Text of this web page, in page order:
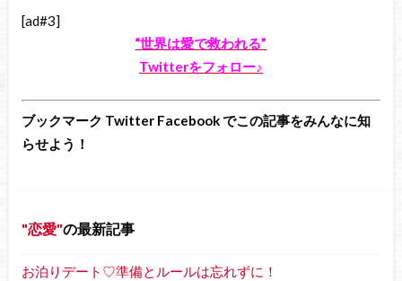
[ad#3]
“世界は愛で救われる”
Twitterをフォロー♪
ブックマーク Twitter Facebook でこの記事をみんなに知
らせよう！
恋愛 の最新記事
お泊りデート♡準備とルールは忘れずに！